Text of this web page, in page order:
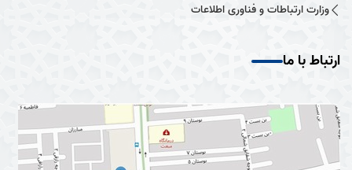
وزارت ارتباطات و فناوری اطلاعات
ارتباط با ما